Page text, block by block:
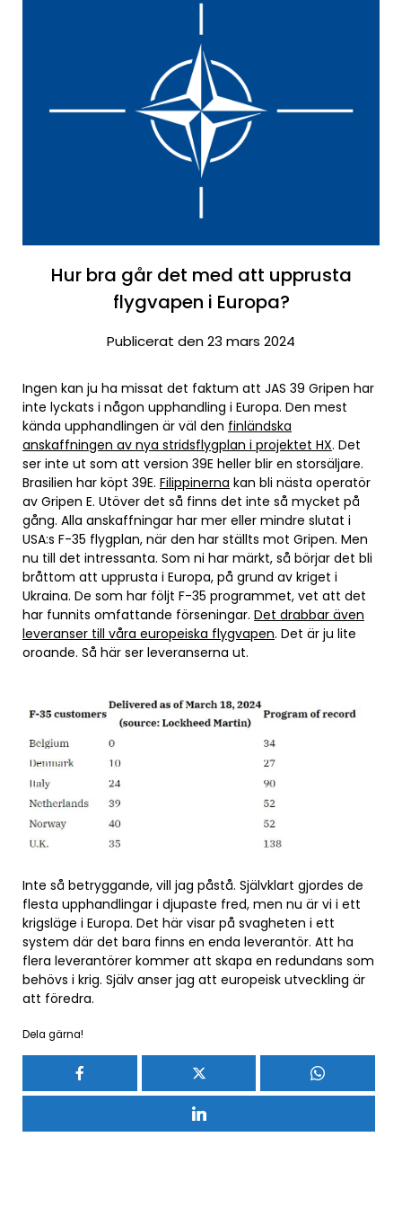
Hur bra går det med att upprusta
flygvapen i Europa?
Publicerat den 23 mars 2024
Ingen kan ju ha missat det faktum att JAS 39 Gripen har
inte lyckats i någon upphandling i Europa. Den mest
kända upphandlingen är väl den finländska
anskaffningen av nya stridsflygplan i projektet HX. Det
ser inte ut som att version 39E heller blir en storsäljare.
Brasilien har köpt 39E. Filippinerna kan bli nästa operatör
av Gripen E. Utöver det så finns det inte så mycket på
gång. Alla anskaffningar har mer eller mindre slutat i
USA:s F-35 flygplan, när den har ställts mot Gripen. Men
nu till det intressanta. Som ni har märkt, så börjar det bli
bråttom att upprusta i Europa, på grund av kriget i
Ukraina. De som har följt F-35 programmet, vet att det
har funnits omfattande förseningar. Det drabbar även
leveranser till våra europeiska flygvapen. Det är ju lite
oroande. Så här ser leveranserna ut.
Inte så betryggande, vill jag påstå. Självklart gjordes de
flesta upphandlingar i djupaste fred, men nu är vi i ett
krigsläge i Europa. Det här visar på svagheten i ett
system där det bara finns en enda leverantör. Att ha
flera leverantörer kommer att skapa en redundans som
behövs i krig. Själv anser jag att europeisk utveckling är
att föredra.
Dela gärna!